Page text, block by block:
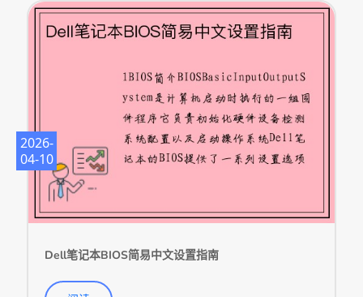
2026-
04-10
Dell笔记本BIOS简易中文设置指南